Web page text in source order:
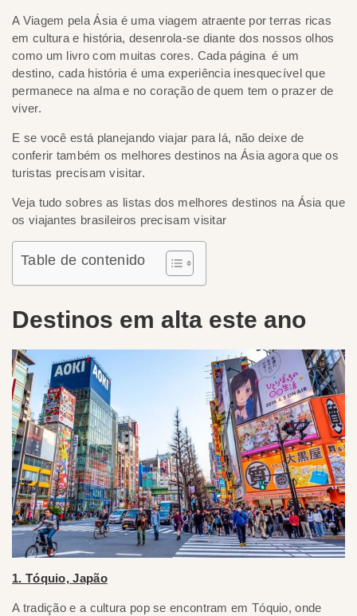
A Viagem pela Ásia é uma viagem atraente por terras ricas
em cultura e história, desenrola-se diante dos nossos olhos
como um livro com muitas cores. Cada página é um
destino, cada história é uma experiência inesquecível que
permanece na alma e no coração de quem tem o prazer de
viver.
E se você está planejando viajar para lá, não deixe de
conferir também os melhores destinos na Ásia agora que os
turistas precisam visitar.
Veja tudo sobres as listas dos melhores destinos na Ásia que
os viajantes brasileiros precisam visitar
Table de contenido
Destinos em alta este ano
1. Tóquio, Japão
A tradição e a cultura pop se encontram em Tóquio, onde